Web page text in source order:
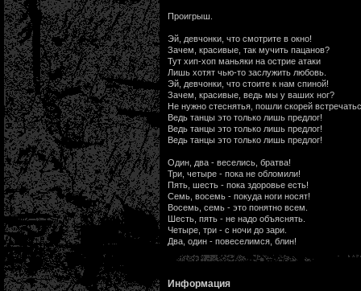
Проигрыш.
Эй, девчонки, что смотрите в окно!
Зачем, красивые, так мучить пацанов?
Тут хип-хоп маньяки на острие атаки
Лишь хотят чью-то заслужить любовь.
Эй, девчонки, что стоите к нам спиной!
Зачем, красивые, ведь мы у ваших ног?
Не нужно стеснятья, пошли скорей
Ведь танцы это только лишь предлог!
Ведь танцы это только лишь предлог!
Ведь танцы это только лишь предлог!
Один, два - веселись, братва!
Три, четыре - пока не обломили!
Пять, шесть - пока здоровье есть!
Семь, восемь - покуда ноги носят!
Восемь, семь - это понятно всем.
Шесть, пять - не надо объяснять.
Четыре, три - с ночи до зари.
Два, один - повеселимся, блин!
Информация